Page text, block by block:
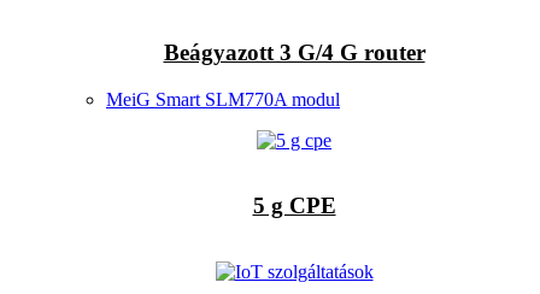
Beágyazott 3 G/4 G router
MeiG Smart SLM770A modul
5 g CPE